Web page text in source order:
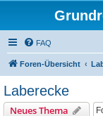
FAQ
Foren-Übersicht
Laberecke
Neues Thema